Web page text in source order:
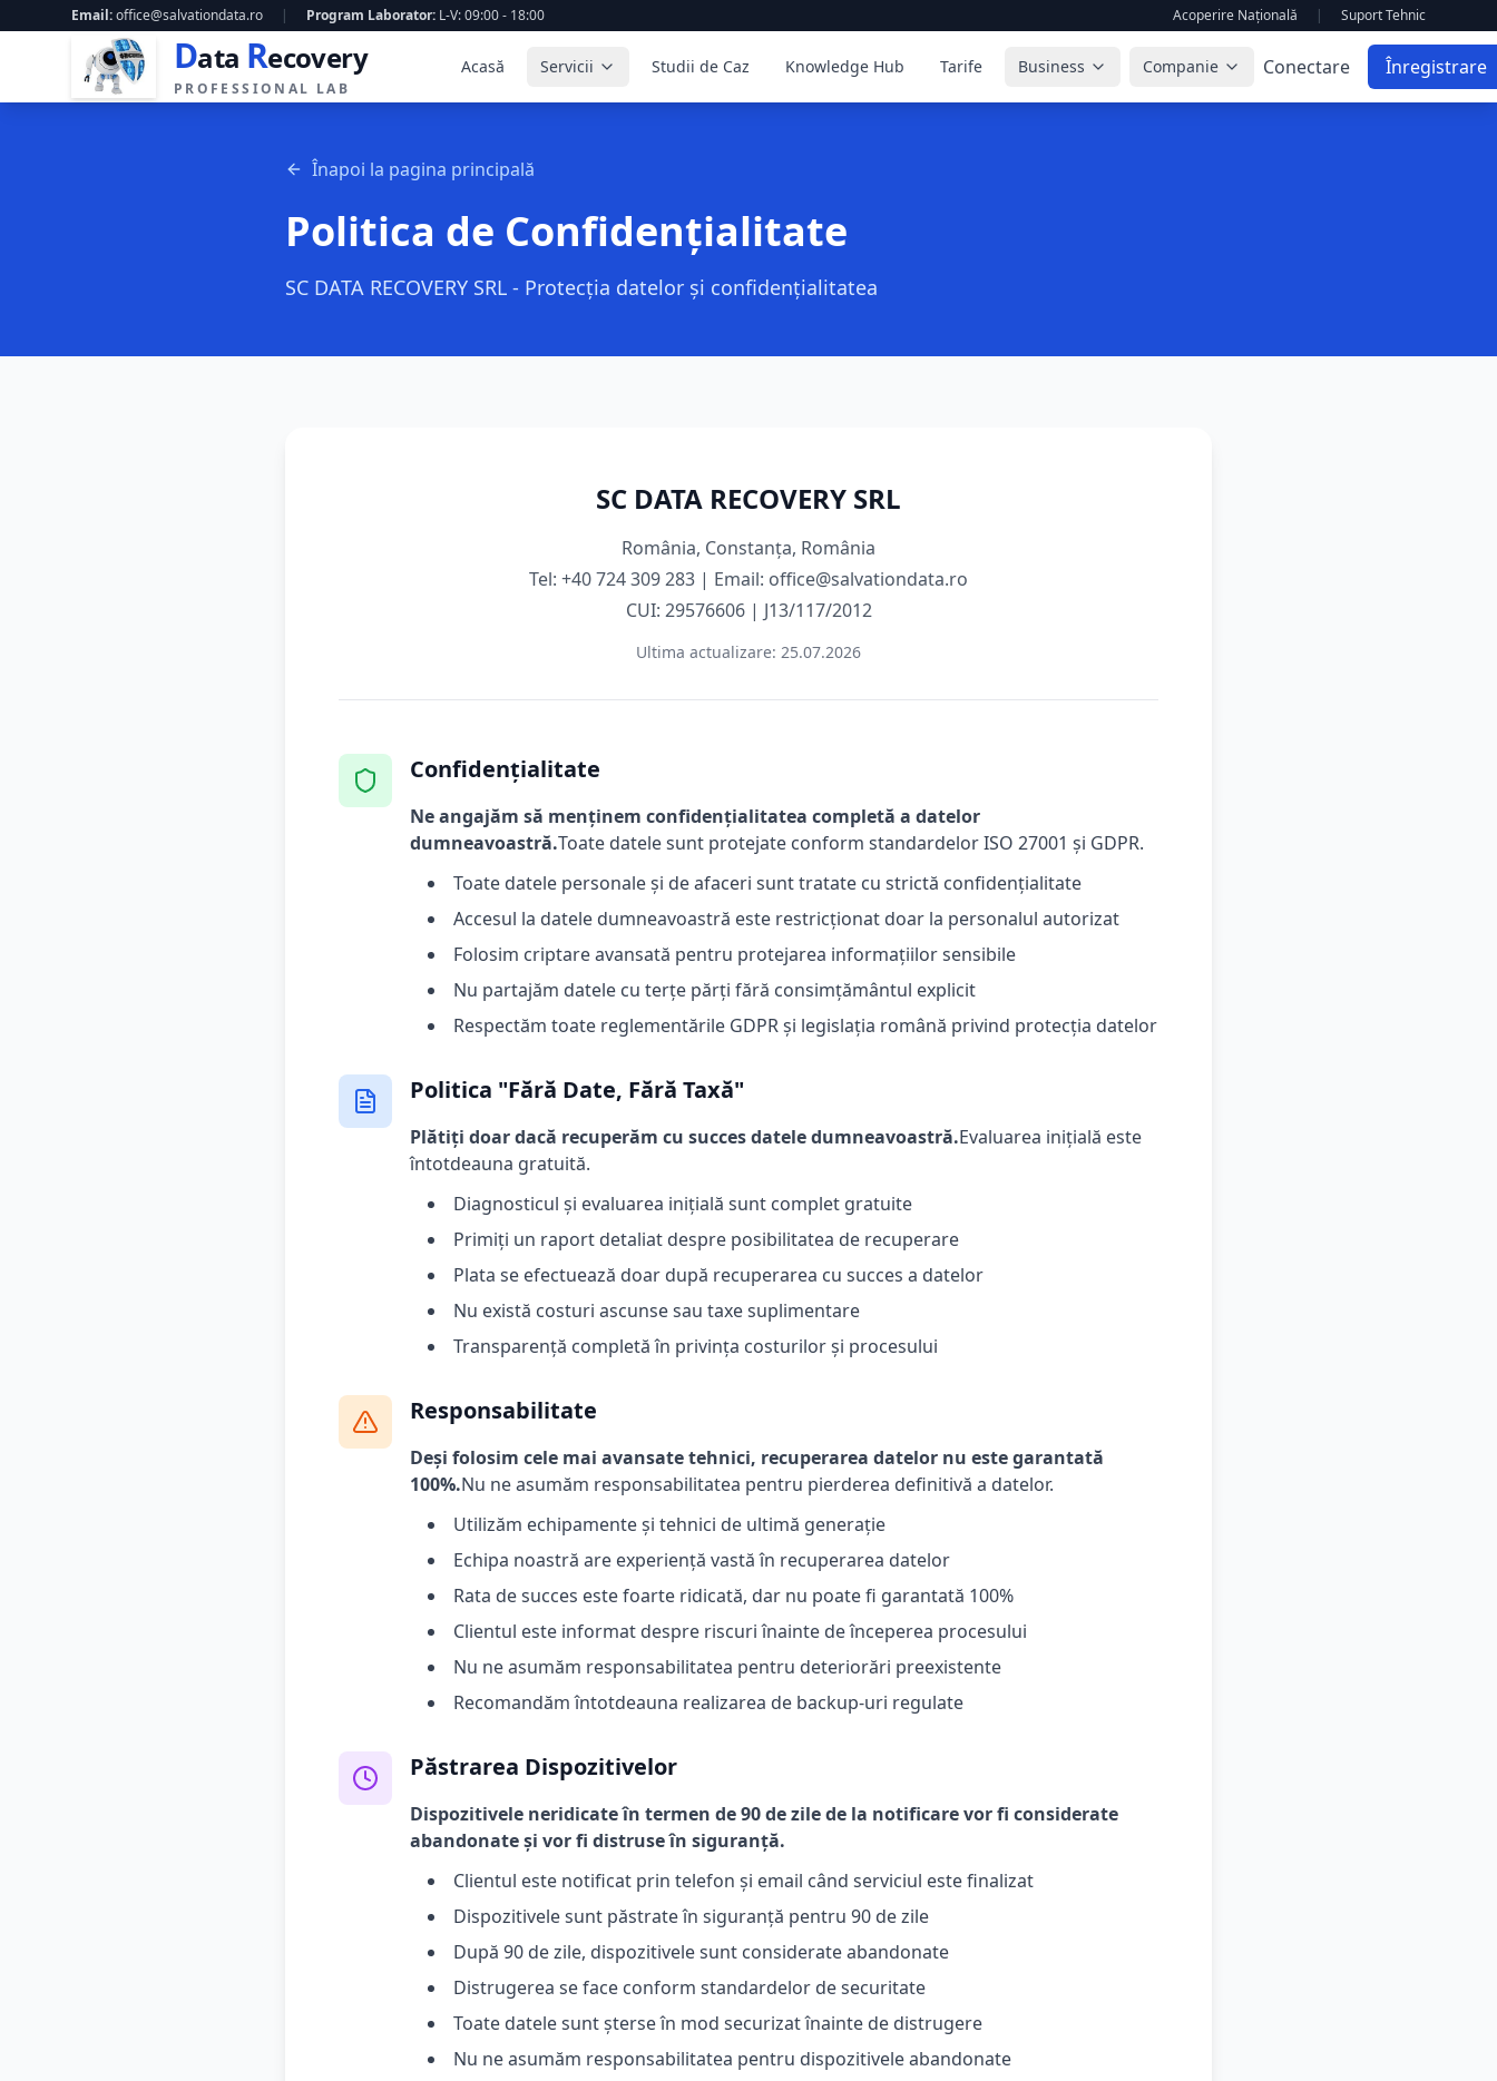
Email:office@salvationdata.ro | Program Laborator: L-V: 09:00 - 18:00 Acoperire Națională | Suport Tehnic
Data Recovery
PROFESSIONAL LAB
Acasă Servicii Studii de Caz Knowledge Hub Tarife Business Companie Conectare Înregistrare
Înapoi la pagina principală
Politica de Confidențialitate
SC DATA RECOVERY SRL - Protecția datelor și confidențialitatea
SC DATA RECOVERY SRL
România, Constanța, România
Tel: +40 724 309 283 | Email: office@salvationdata.ro
CUI: 29576606 | J13/117/2012
Ultima actualizare: 25.07.2026
Confidențialitate
Ne angajăm să menținem confidențialitatea completă a datelor
dumneavoastră.Toate datele sunt protejate conform standardelor ISO 27001 și GDPR.
Toate datele personale și de afaceri sunt tratate cu strictă confidențialitate
Accesul la datele dumneavoastră este restricționat doar la personalul autorizat
Folosim criptare avansată pentru protejarea informațiilor sensibile
Nu partajăm datele cu terțe părți fără consimțământul explicit
Respectăm toate reglementările GDPR și legislația română privind protecția datelor
Politica "Fără Date, Fără Taxă"
Plătiți doar dacă recuperăm cu succes datele dumneavoastră.Evaluarea inițială este
întotdeauna gratuită.
Diagnosticul și evaluarea inițială sunt complet gratuite
Primiți un raport detaliat despre posibilitatea de recuperare
Plata se efectuează doar după recuperarea cu succes a datelor
Nu există costuri ascunse sau taxe suplimentare
Transparență completă în privința costurilor și procesului
Responsabilitate
Deși folosim cele mai avansate tehnici, recuperarea datelor nu este garantată
100%.Nu ne asumăm responsabilitatea pentru pierderea definitivă a datelor.
Utilizăm echipamente și tehnici de ultimă generație
Echipa noastră are experiență vastă în recuperarea datelor
Rata de succes este foarte ridicată, dar nu poate fi garantată 100%
Clientul este informat despre riscuri înainte de începerea procesului
Nu ne asumăm responsabilitatea pentru deteriorări preexistente
Recomandăm întotdeauna realizarea de backup-uri regulate
Păstrarea Dispozitivelor
Dispozitivele neridicate în termen de 90 de zile de la notificare vor fi considerate
abandonate și vor fi distruse în siguranță.
Clientul este notificat prin telefon și email când serviciul este finalizat
Dispozitivele sunt păstrate în siguranță pentru 90 de zile
După 90 de zile, dispozitivele sunt considerate abandonate
Distrugerea se face conform standardelor de securitate
Toate datele sunt șterse în mod securizat înainte de distrugere
Nu ne asumăm responsabilitatea pentru dispozitivele abandonate